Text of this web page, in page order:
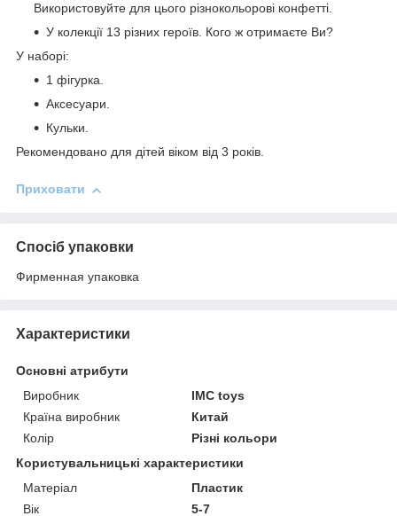
Використовуйте для цього різнокольорові конфетті.
У колекції 13 різних героїв. Кого ж отримаєте Ви?
У наборі:
1 фігурка.
Аксесуари.
Кульки.
Рекомендовано для дітей віком від 3 років.
Приховати
Спосіб упаковки
Фирменная упаковка
Характеристики
Основні атрибути
Виробник
IMC toys
Країна виробник
Китай
Колір
Різні кольори
Користувальницькі характеристики
Матеріал
Пластик
Вік
5-7